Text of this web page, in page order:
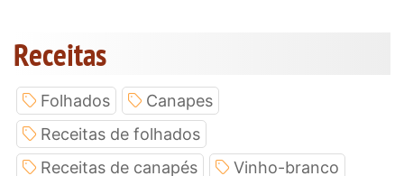
Receitas
Folhados
Canapes
Receitas de folhados
Receitas de canapés
Vinho-branco